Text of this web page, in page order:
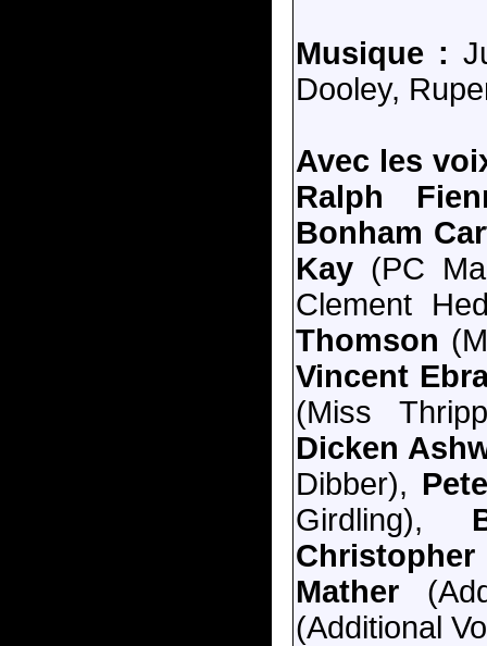
Musique :
Dooley,
Avec les
Ralph
Bonham
Kay(PC
Clement
Thomson
Vincent
(Miss
Dicken
Dibber),
Girdling),
Mather
(Additional